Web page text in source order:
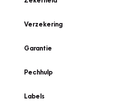
Verzekering
Garantie
Pechhulp
Labels